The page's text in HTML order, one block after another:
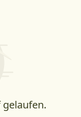
gelaufen.